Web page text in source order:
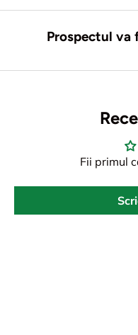
Prospectul va
Fii primul